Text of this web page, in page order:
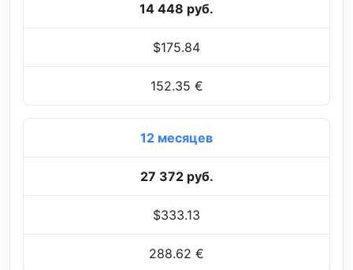
14 448 руб.
$175.84
152.35 €
12 месяцев
27 372 руб.
$333.13
288.62 €